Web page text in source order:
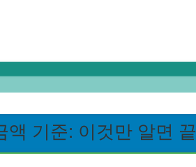
액 기준: 이것만 알면 끝